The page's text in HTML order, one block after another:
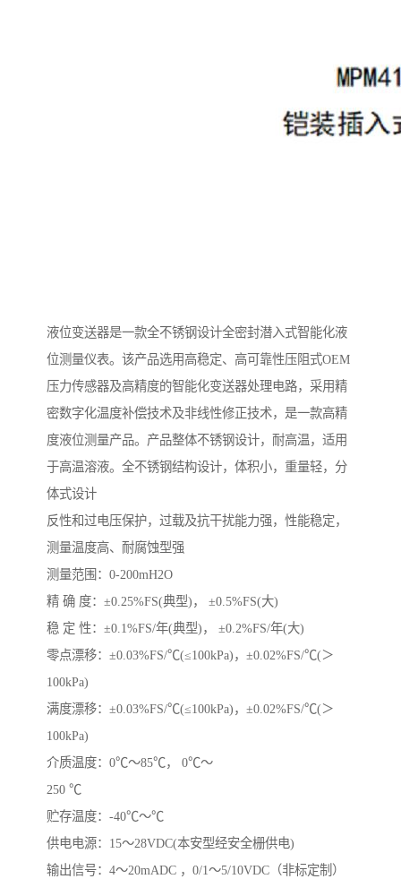
液位变送器是一款全不锈钢设计全密封潜入式智能化液
位测量仪表。该产品选用高稳定、高可靠性压阻式OEM
压力传感器及高精度的智能化变送器处理电路，采用精
密数字化温度补偿技术及非线性修正技术，是一款高精
度液位测量产品。产品整体不锈钢设计，耐高温，适用
于高温溶液。全不锈钢结构设计，体积小，重量轻，分
体式设计
反性和过电压保护，过载及抗干扰能力强，性能稳定，
测量温度高、耐腐蚀型强
测量范围：0-200mH2O
精 确 度：±0.25%FS(典型)， ±0.5%FS(大)
稳 定 性：±0.1%FS/年(典型)， ±0.2%FS/年(大)
零点漂移：±0.03%FS/℃(≤100kPa)，±0.02%FS/℃(＞
100kPa)
满度漂移：±0.03%FS/℃(≤100kPa)，±0.02%FS/℃(＞
100kPa)
介质温度：0℃～85℃， 0℃～
250 ℃
贮存温度：-40℃～℃
供电电源：15～28VDC(本安型经安全栅供电)
输出信号：4～20mADC ，0/1～5/10VDC（非标定制）